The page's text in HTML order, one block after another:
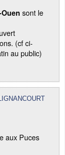
sont le
(cf ci-
au public)
aux Puces